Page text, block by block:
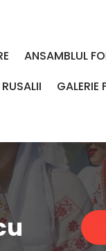
ANSAMBLUL
GALERIE